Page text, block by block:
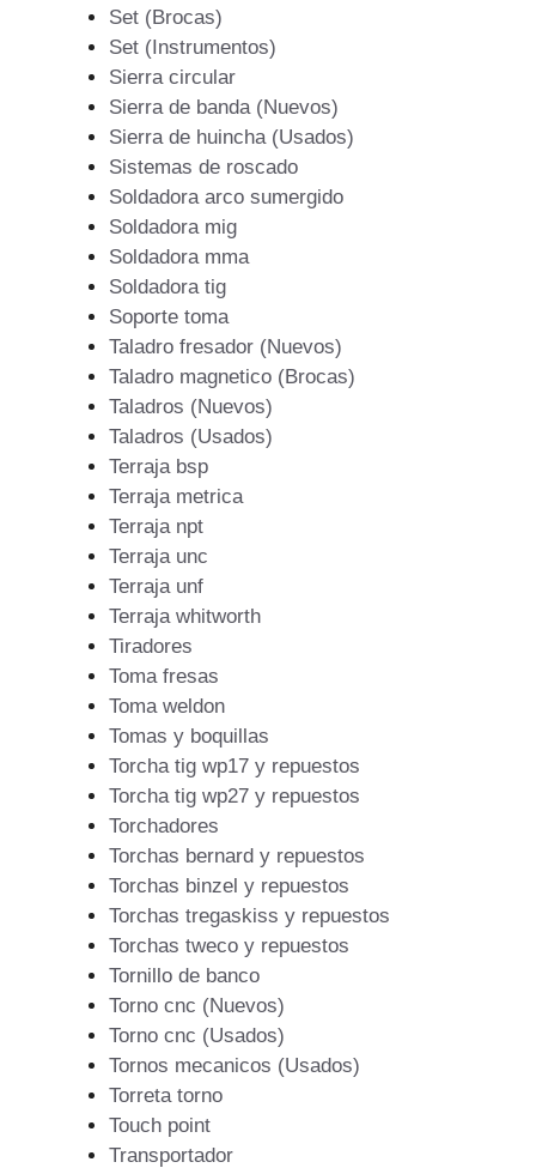
Set (Brocas)
Set (Instrumentos)
Sierra circular
Sierra de banda (Nuevos)
Sierra de huincha (Usados)
Sistemas de roscado
Soldadora arco sumergido
Soldadora mig
Soldadora mma
Soldadora tig
Soporte toma
Taladro fresador (Nuevos)
Taladro magnetico (Brocas)
Taladros (Nuevos)
Taladros (Usados)
Terraja bsp
Terraja metrica
Terraja npt
Terraja unc
Terraja unf
Terraja whitworth
Tiradores
Toma fresas
Toma weldon
Tomas y boquillas
Torcha tig wp17 y repuestos
Torcha tig wp27 y repuestos
Torchadores
Torchas bernard y repuestos
Torchas binzel y repuestos
Torchas tregaskiss y repuestos
Torchas tweco y repuestos
Tornillo de banco
Torno cnc (Nuevos)
Torno cnc (Usados)
Tornos mecanicos (Usados)
Torreta torno
Touch point
Transportador